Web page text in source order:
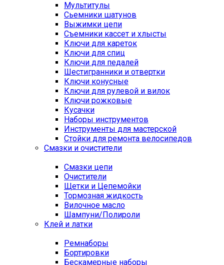
Мультитулы
Сьемники шатунов
Выжимки цепи
Съемники кассет и хлысты
Ключи для кареток
Ключи для спиц
Ключи для педалей
Шестигранники и отвертки
Ключи конусные
Ключи для рулевой и вилок
Ключи рожковые
Кусачки
Наборы инструментов
Инструменты для мастерской
Стойки для ремонта велосипедов
Смазки и очистители
Смазки цепи
Очистители
Щетки и Цепемойки
Тормозная жидкость
Вилочное масло
Шампуни/Полироли
Клей и латки
Ремнаборы
Бортировки
Бескамерные наборы